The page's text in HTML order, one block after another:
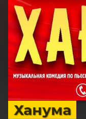
Ханума